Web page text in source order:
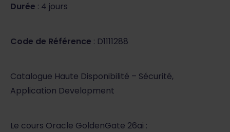
Durée : 4 jours
Code de Référence : D1111288
Catalogue Haute Disponibilité – Sécurité,
Application Development
Le cours Oracle GoldenGate 26ai :